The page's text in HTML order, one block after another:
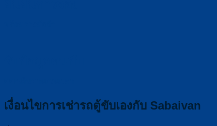
เงื่อนไขการเช่ารถตู้ขับเองกับ Sabaivan